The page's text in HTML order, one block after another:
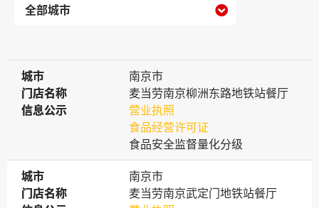

城市
城市
南京市
门店名称
门店名称
麦当劳南京柳洲东路地铁站餐厅
信息公示
信息公示
营业执照
食品经营许可证
食品安全监督量化分级
城市
城市
南京市
门店名称
门店名称
麦当劳南京武定门地铁站餐厅